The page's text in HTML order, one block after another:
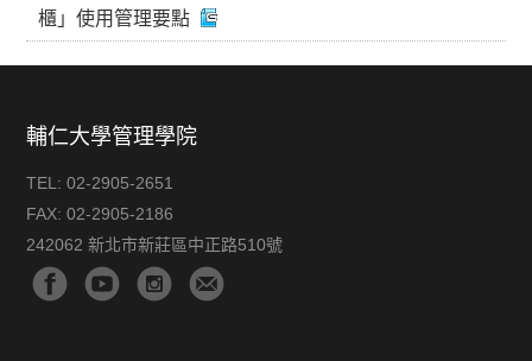
櫃」使用管理要點
輔仁大學管理學院
TEL:02-2905-2651
FAX:02-2905-2186
242062 新北市新莊區中正路510號